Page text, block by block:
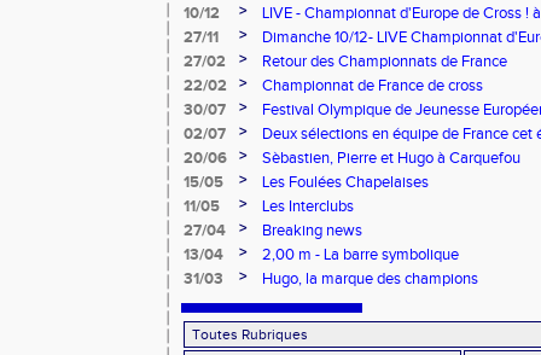
10/12
>
LIVE - Championnat d'Europe de Cross !
27/11
>
Dimanche 10/12- LIVE Championnat
et 11h ! Aller, Pierre et Hugo !
27/02 >
Retour des Championnats de France
22/02
>
Championnat de France de cross
30/07
>
Festival Olympique de Jeunesse
02/07
>
Deux sélections en équipe de France cet
20/06
>
Sèbastien, Pierre et Hugo à Carquefou
15/05
>
Les Foulées Chapelaises
11/05
>
Les Interclubs
27/04
>
Breaking news
13/04
>
2,00 m - La barre symbolique
31/03
> Hugo, la marque des champions